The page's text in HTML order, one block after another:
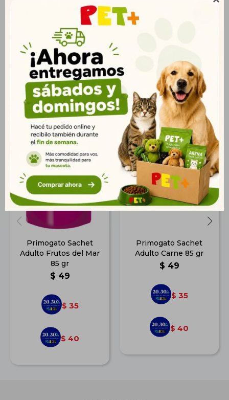
Primogato Premium Original es un alimento 100% completo y
balanceado que promueve más vitalidad y belleza para los
gatos. Con omega 6 y zinc, Primogato Original ayuda a
mantener el pelaje de su mascota siempre suave y brillante.
Productos que te pueden interesar
Primogato Sachet
Adulto Frutos del Mar
85 gr
$ 49
$ 35
$ 40
Primogato Sachet
Adulto Carne 85 gr
$ 49
$ 35
$ 40